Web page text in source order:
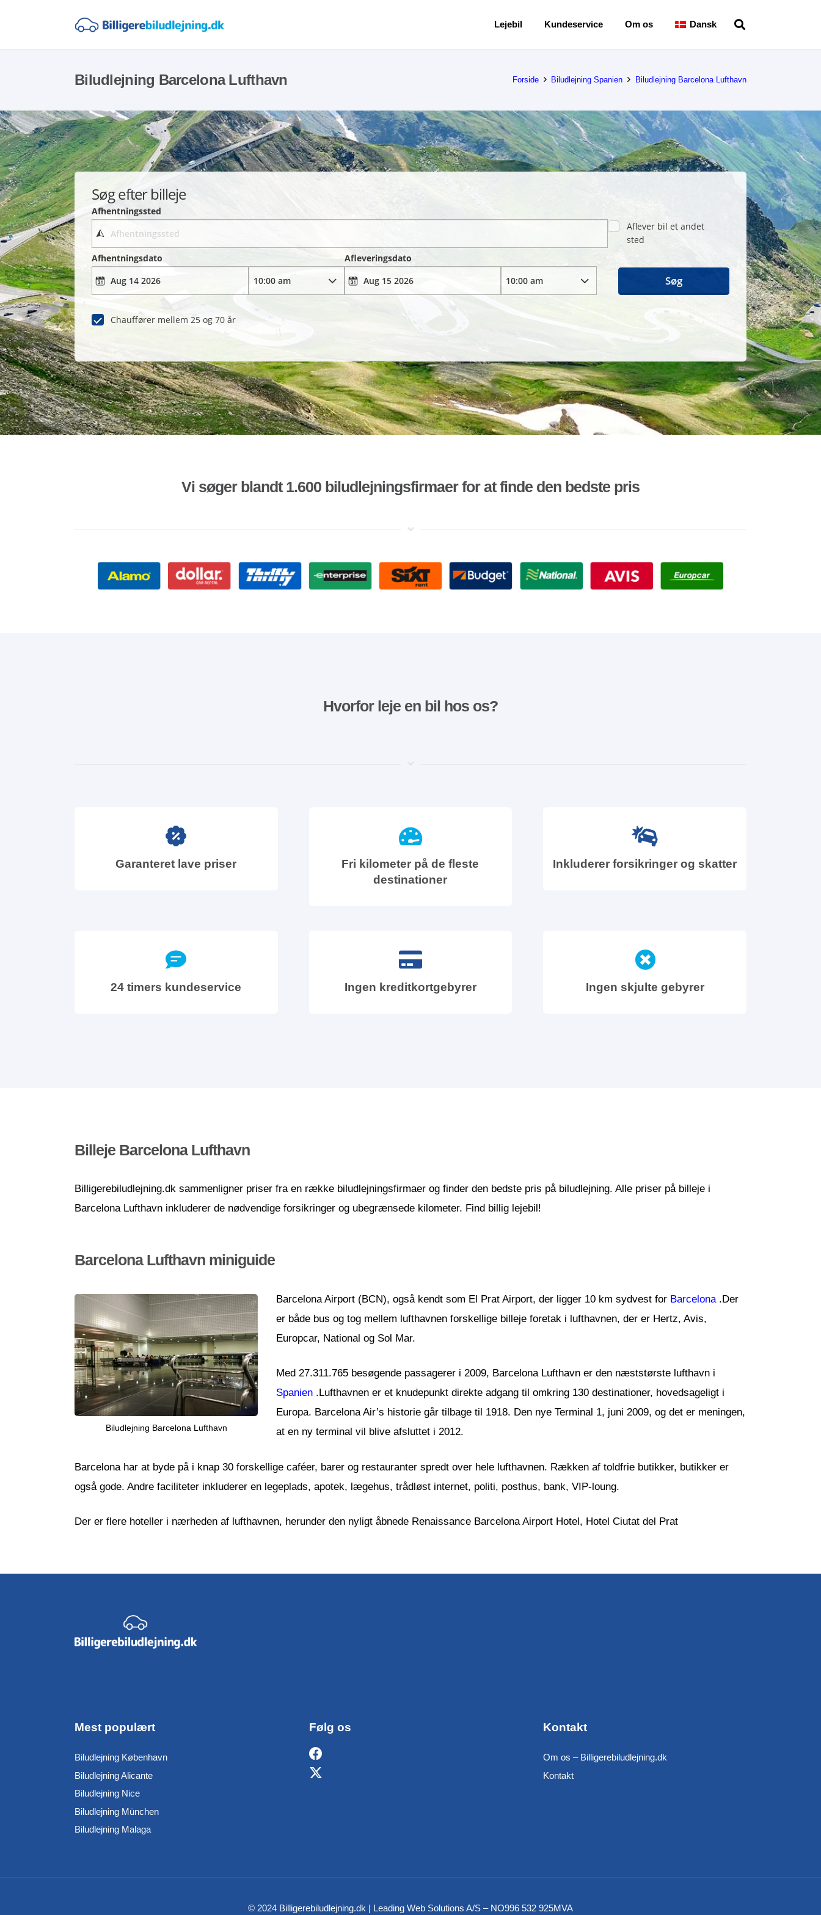
Lejebil Kundeservice Om os Dansk
Biludlejning Barcelona Lufthavn Forside Biludlejning Spanien Biludlejning Barcelona Lufthavn
Søg efter billeje
Afhentningssted
Aflever bil et andet
sted
Afhentningsdato
Afleveringsdato
Chauffører mellem 25 og 70 år
Søg
Vi søger blandt 1.600 biludlejningsfirmaer for at finde den bedste pris
Hvorfor leje en bil hos os?
Garanteret lave priser
Fri kilometer på de fleste
destinationer
Inkluderer forsikringer og skatter
24 timers kundeservice Ingen kreditkortgebyrer Ingen skjulte gebyrer
Billeje Barcelona Lufthavn
Billigerebiludlejning.dk sammenligner priser fra en række biludlejningsfirmaer og finder den bedste pris på biludlejning. Alle priser på billeje i
Barcelona Lufthavn inkluderer de nødvendige forsikringer og ubegrænsede kilometer. Find billig lejebil!
Barcelona Lufthavn miniguide
Biludlejning Barcelona Lufthavn
Barcelona Airport (BCN), også kendt som El Prat Airport, der ligger 10 km sydvest for Barcelona.Der
er både bus og tog mellem lufthavnen forskellige billeje foretak i lufthavnen, der er Hertz, Avis,
Europcar, National og Sol Mar.
Med 27.311.765 besøgende passagerer i 2009, Barcelona Lufthavn er den næststørste lufthavn i
Spanien .Lufthavnen er et knudepunkt direkte adgang til omkring 130 destinationer, hovedsageligt i
Europa. Barcelona Air’s historie går tilbage til 1918. Den nye Terminal 1, juni 2009, og det er meningen,
at en ny terminal vil blive afsluttet i 2012.
Barcelona har at byde på i knap 30 forskellige caféer, barer og restauranter spredt over hele lufthavnen. Rækken af toldfrie butikker, butikker er
også gode. Andre faciliteter inkluderer en legeplads, apotek, lægehus, trådløst internet, politi, posthus, bank, VIP-loung.
Der er flere hoteller i nærheden af lufthavnen, herunder den nyligt åbnede Renaissance Barcelona Airport Hotel, Hotel Ciutat del Prat
Mest populært
Biludlejning København
Biludlejning Alicante
Biludlejning Nice
Biludlejning München
Biludlejning Malaga
Følg os Kontakt
Om os – Billigerebiludlejning.dk
Kontakt
© 2024 Billigerebiludlejning.dk | Leading Web Solutions A/S – NO996 532 925MVA